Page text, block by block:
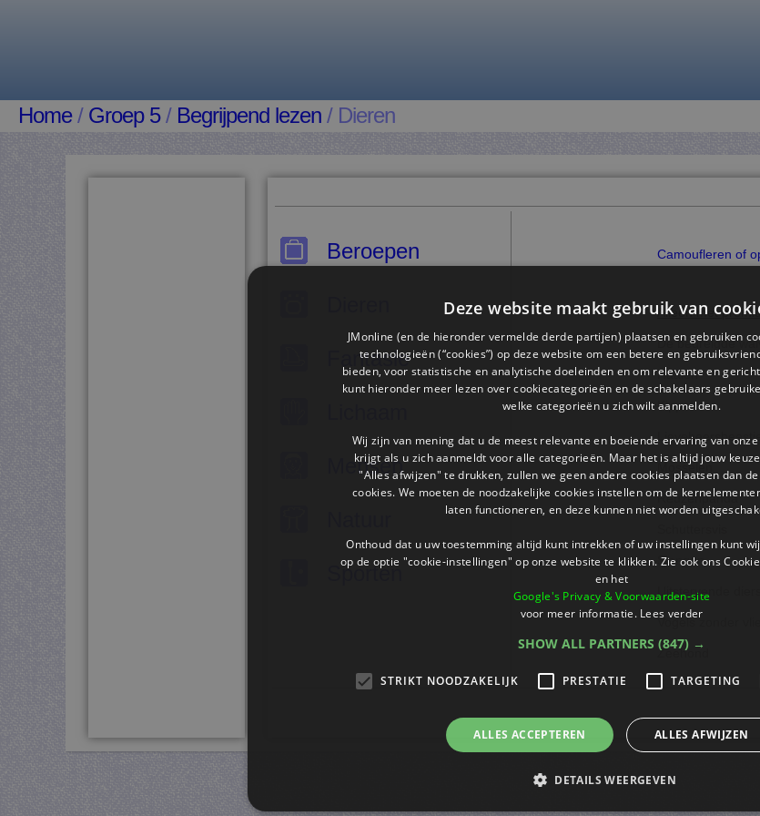
Home/ Groep 5/ Begrijpend lezen / Dieren
Beroepen
Fantasie
Mensen
Sporten
Camoufleren of
Alleen met
De bedreigde
Haaien
Kippen
Mosselen
Reuzenpanda
Slangen
Uitstervende
Vogels zonder
Zeehond
Deze website maakt gebruik van
JMonline (en de hieronder vermelde derde partijen) plaatsen en gebruiken
technologieën (“cookies”) op deze website om een ​​betere en
bieden, voor statistische en analytische doeleinden en om relevante en
kunt hieronder meer lezen over cookiecategorieën en de schakelaars
welke categorieën u zich wilt aanmelden.
Wij zijn van mening dat u de meest relevante en boeiende ervaring van
krijgt als u zich aanmeldt voor alle categorieën. Maar het is altijd jouw
"Alles afwijzen" te drukken, zullen we geen andere cookies plaatsen dan
cookies. We moeten de noodzakelijke cookies instellen om de
laten functioneren, en deze kunnen niet worden
Onthoud dat u uw toestemming altijd kunt intrekken of uw instellingen kunt
op de optie "cookie-instellingen" op onze website te klikken. Zie ook ons
en het
Google's Privacy & Voorwaarden-site
voor meer informatie. Lees verder
SHOW ALL PARTNERS (847) →
STRIKT NOODZAKELIJK PRESTATIE TARGETING
ALLES ACCEPTEREN ALLES AFWIJZEN
DETAILS WEERGEVEN